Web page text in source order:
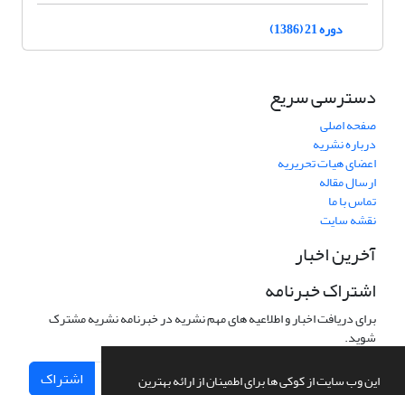
این وب سایت از کوکی ها برای اطمینان از ارائه بهترین
دوره 21 (1386)
دسترسی سریع
صفحه اصلی
درباره نشریه
اعضای هیات تحریریه
ارسال مقاله
تماس با ما
نقشه سایت
آخرین اخبار
اشتراک خبرنامه
برای دریافت اخبار و اطلاعیه های مهم نشریه در خبرنامه نشریه مشترک
شوید.
اشتراک